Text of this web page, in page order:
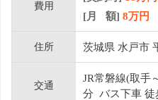
費用
[月 額] 8万円
住所 茨城県 水戸市
交通
JR常磐線(取手
分 バス下車 徒